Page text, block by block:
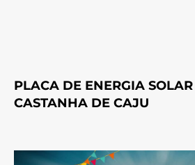
PLACA DE ENERGIA
CASTANHA DE CAJU